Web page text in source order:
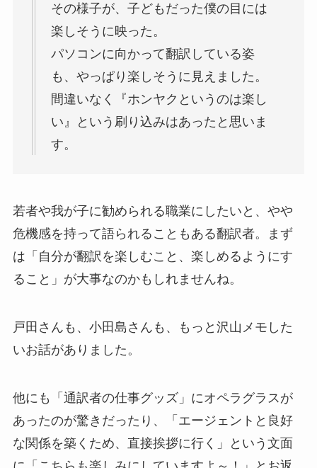
その様子が、子どもだった僕の目には
楽しそうに映った。
パソコンに向かって翻訳している姿
も、やっぱり楽しそうに見えました。
間違いなく『ホンヤクというのは楽し
い』という刷り込みはあったと思いま
す。
若者や我が子に勧められる職業にしたいと、やや
危機感を持って語られることもある翻訳者。まず
は「自分が翻訳を楽しむこと、楽しめるようにす
ること」が大事なのかもしれませんね。
戸田さんも、小田島さんも、もっと沢山メモした
いお話がありました。
他にも「通訳者の仕事グッズ」にオペラグラスが
あったのが驚きだったり、「エージェントと良好
な関係を築くため、直接挨拶に行く」という文面